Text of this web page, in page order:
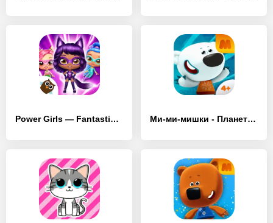
Power Girls — Fantastic Heroes - [MOD Много монет] Ми-ми-мишки - Планета творчест - [MOD Бесконечные деньги]